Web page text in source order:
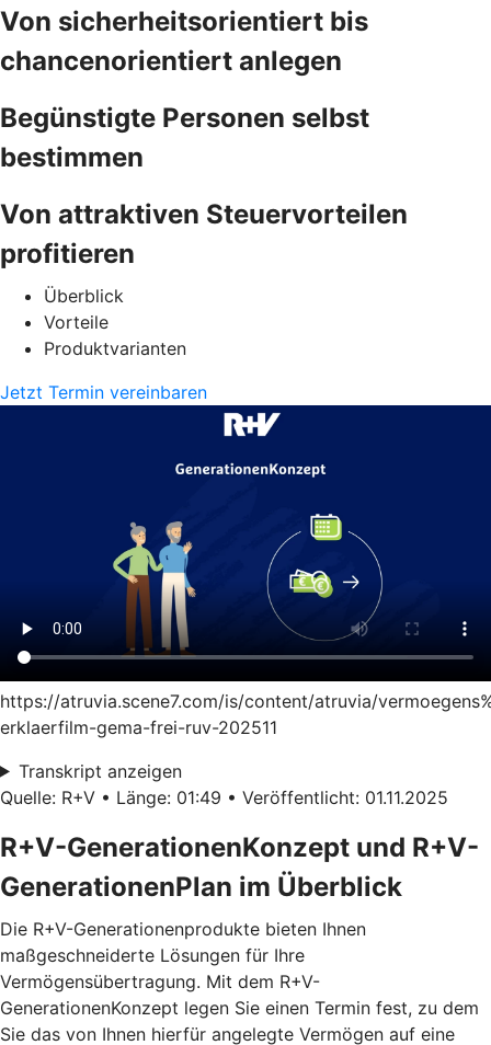
Von sicherheitsorientiert bis
chancenorientiert anlegen
Begünstigte Personen selbst
bestimmen
Von attraktiven Steuervorteilen
profitieren
Überblick
Vorteile
Produktvarianten
Jetzt Termin vereinbaren
https://atruvia.scene7.com/is/content/atruvia/
erklaerfilm-gema-frei-ruv-202511
Transkript anzeigen
Quelle: R+V • Länge: 01:49 • Veröffentlicht: 01.11.2025
R+V-GenerationenKonzept und R+V-
GenerationenPlan im Überblick
Die R+V-Generationenprodukte bieten Ihnen
maßgeschneiderte Lösungen für Ihre
Vermögensübertragung. Mit dem R+V-
GenerationenKonzept legen Sie einen Termin fest, zu dem
Sie das von Ihnen hierfür angelegte Vermögen auf eine